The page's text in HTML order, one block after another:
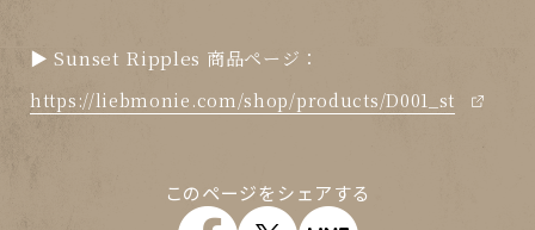
▶︎ Sunset Ripples 商品ページ：
https://liebmonie.com/shop/products/D001_st
このページをシェアする